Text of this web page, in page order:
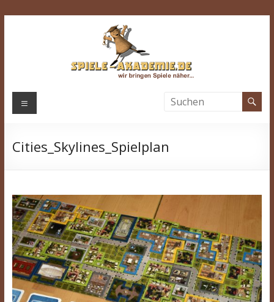
Spiele-
Wir
Menü
Cities_Skylines_Spielplan